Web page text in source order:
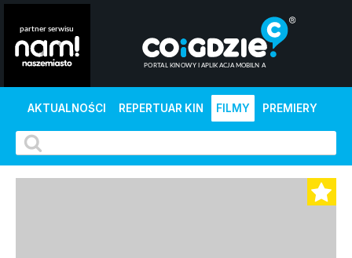
AKTUALNOŚCI REPERTUAR KIN FILMY PREMIERY